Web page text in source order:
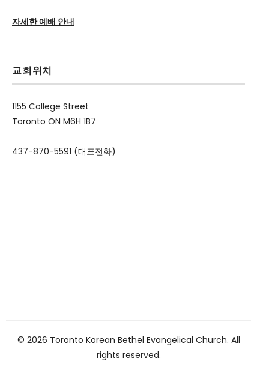
자세한 예배 안내
교회위치
1155 College Street
Toronto ON M6H 1B7
437-870-5591 (대표전화)
© 2026 Toronto Korean Bethel Evangelical Church. All
rights reserved.